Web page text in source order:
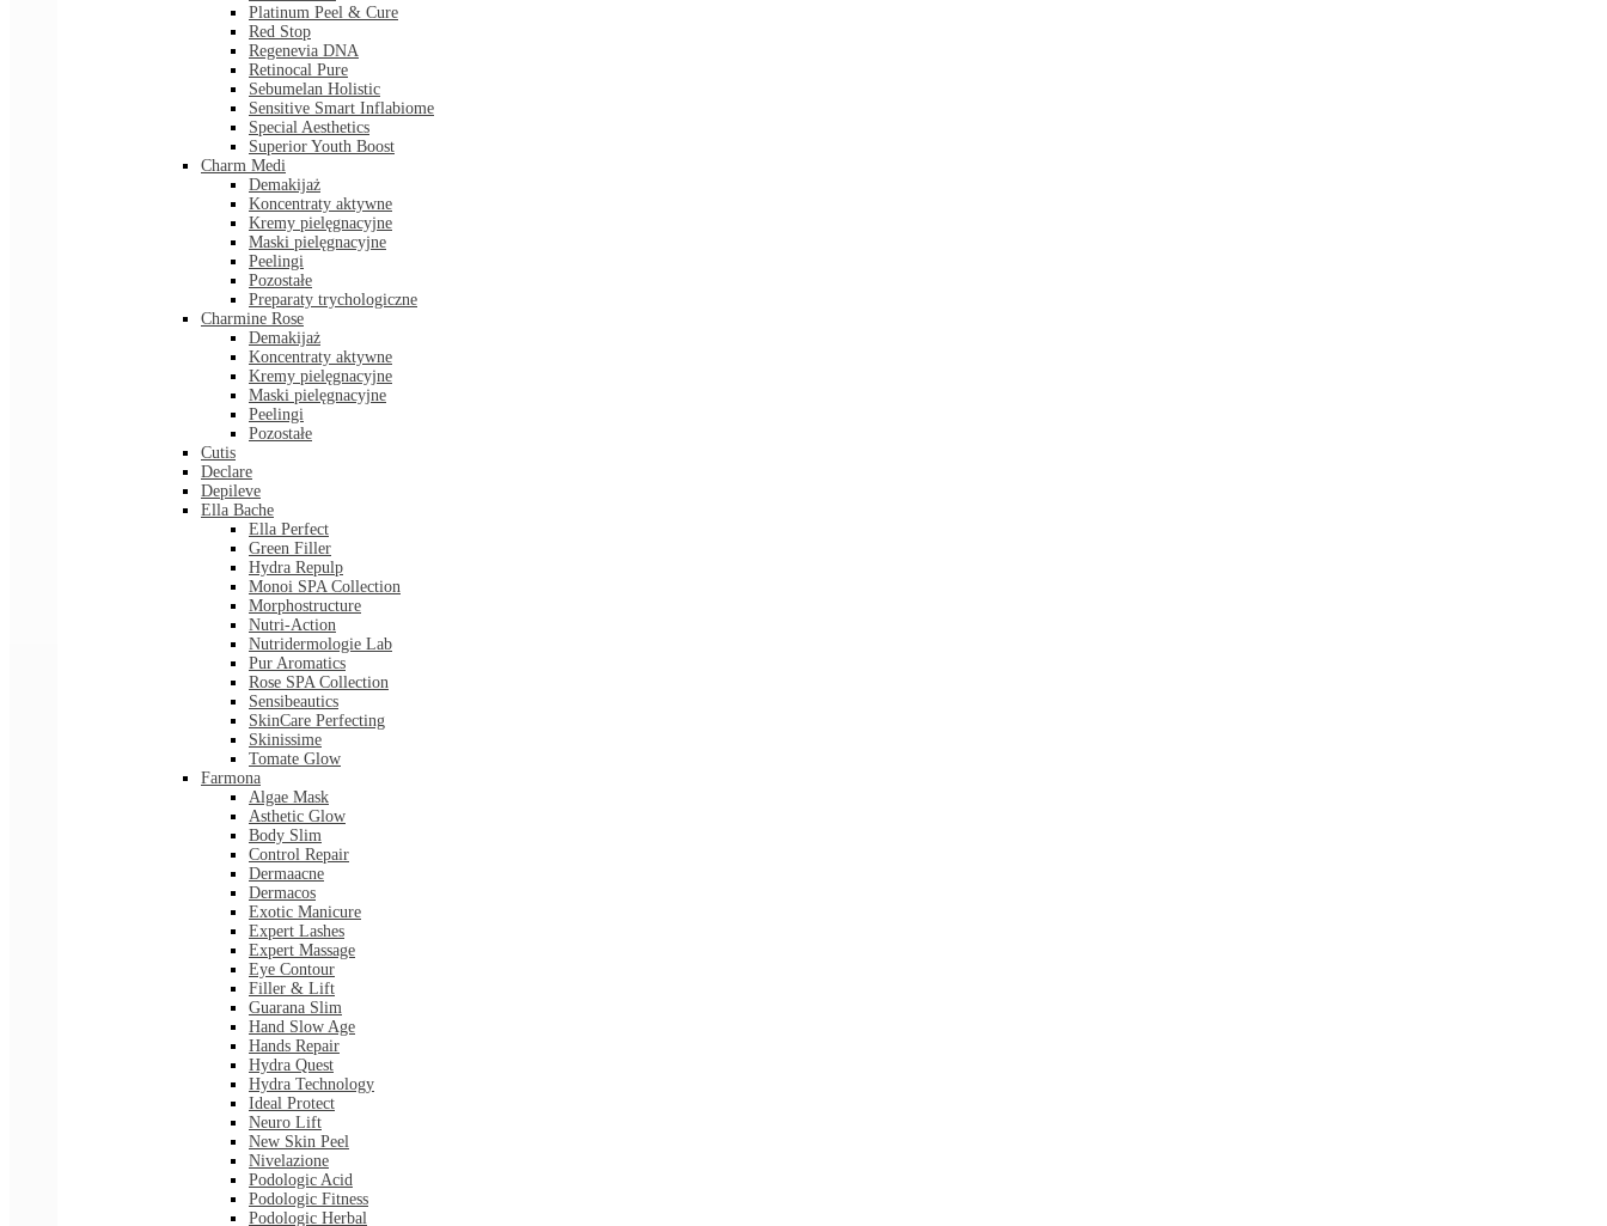
Platinum Peel & Cure
Red Stop
Regenevia DNA
Retinocal Pure
Sebumelan Holistic
Sensitive Smart Inflabiome
Special Aesthetics
Superior Youth Boost
Charm Medi
Demakijaż
Koncentraty aktywne
Kremy pielęgnacyjne
Maski pielęgnacyjne
Peelingi
Pozostałe
Preparaty trychologiczne
Charmine Rose
Demakijaż
Koncentraty aktywne
Kremy pielęgnacyjne
Maski pielęgnacyjne
Peelingi
Pozostałe
Cutis
Declare
Depileve
Ella Bache
Ella Perfect
Green Filler
Hydra Repulp
Monoi SPA Collection
Morphostructure
Nutri-Action
Nutridermologie Lab
Pur Aromatics
Rose SPA Collection
Sensibeautics
SkinCare Perfecting
Skinissime
Tomate Glow
Farmona
Algae Mask
Asthetic Glow
Body Slim
Control Repair
Dermaacne
Dermacos
Exotic Manicure
Expert Lashes
Expert Massage
Eye Contour
Filler & Lift
Guarana Slim
Hand Slow Age
Hands Repair
Hydra Quest
Hydra Technology
Ideal Protect
Neuro Lift
New Skin Peel
Nivelazione
Podologic Acid
Podologic Fitness
Podologic Herbal